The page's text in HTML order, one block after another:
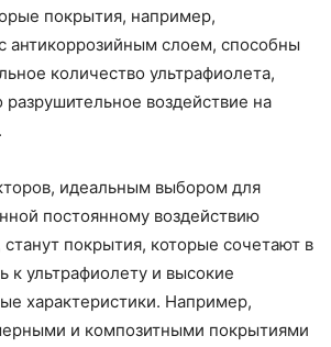
покрытия, например,
антикоррозийным слоем, способны
количество ультрафиолета,
разрушительное воздействие на
идеальным выбором для
постоянному воздействию
покрытия, которые сочетают в
к ультрафиолету и высокие
характеристики. Например,
и композитными покрытиями